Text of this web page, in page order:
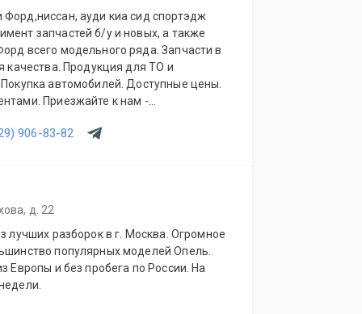
ауди киа сид спортэдж
запчастей б/у и новых, а также
всего модельного ряда. Запчасти в
качества. Продукция для ТО и
автомобилей. Доступные цены.
Приезжайте к нам -
906-83-82
д. 22
лучших разборок в г. Москва. Огромное
популярных моделей Опель.
Европы и без пробега по России. На